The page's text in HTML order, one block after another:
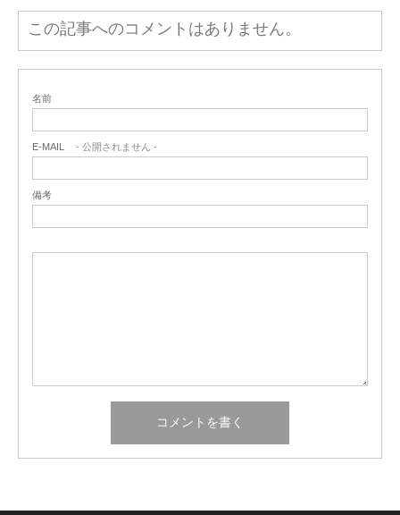
この記事へのコメントはありません。
名前
E-MAIL - 公開されません -
備考